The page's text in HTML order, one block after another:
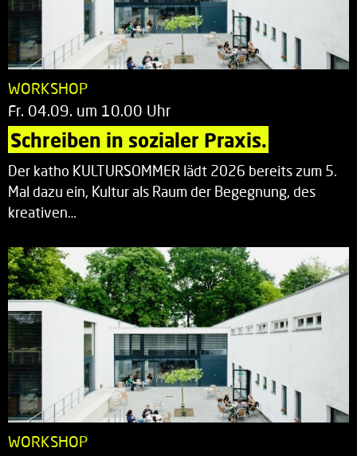
WORKSHOP
Fr. 04.09. um 10.00 Uhr
Schreiben in sozialer Praxis.
Der katho KULTURSOMMER lädt 2026 bereits zum 5.
Mal dazu ein, Kultur als Raum der Begegnung, des
kreativen…
WORKSHOP